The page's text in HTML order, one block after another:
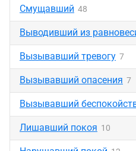
Смущавший 48
Выводивший из
Вызывавший тревогу 7
Вызывавший опасения 7
Вызывавший
Лишавший покоя 10